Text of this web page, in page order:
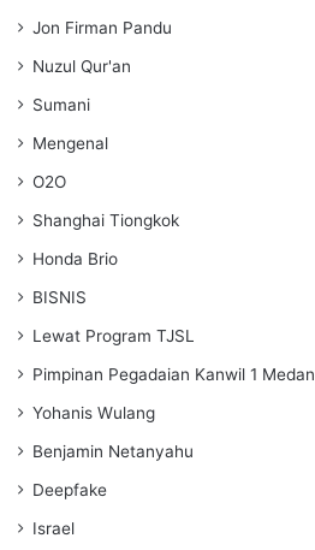
Jon Firman Pandu
Nuzul Qur'an
Sumani
Mengenal
O2O
Shanghai Tiongkok
Honda Brio
BISNIS
Lewat Program TJSL
Pimpinan Pegadaian Kanwil 1 Medan
Yohanis Wulang
Benjamin Netanyahu
Deepfake
Israel